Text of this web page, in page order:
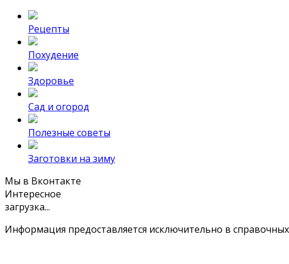
Рецепты
Похудение
Здоровье
Сад и огород
Полезные советы
Заготовки на зиму
Мы в Вконтакте
Интересное
загрузка...
Информация предоставляется исключительно в